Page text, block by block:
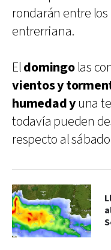
rondarán entre los
entrerriana.
Eldomingolas
vientos y
humedad yuna
todavía pueden
respecto al